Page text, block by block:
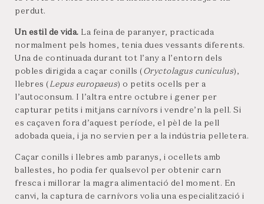
perdut.
Un estil de vida. La feina de paranyer, practicada
normalment pels homes, tenia dues vessants diferents.
Una de continuada durant tot l’any a l’entorn dels
pobles dirigida a caçar conills ( Oryctolagus cuniculus),
llebres ( Lepus europaeus) o petits ocells per a
l’autoconsum. I l’altra entre octubre i gener per
capturar petits i mitjans carnívors i vendre’n la pell. Si
es caçaven fora d’aquest període, el pèl de la pell
adobada queia, i ja no servien per a la indústria pelletera.
Caçar conills i llebres amb paranys, i ocellets amb
ballestes, ho podia fer qualsevol per obtenir carn
fresca i millorar la magra alimentació del moment. En
canvi, la captura de carnívors volia una especialització i